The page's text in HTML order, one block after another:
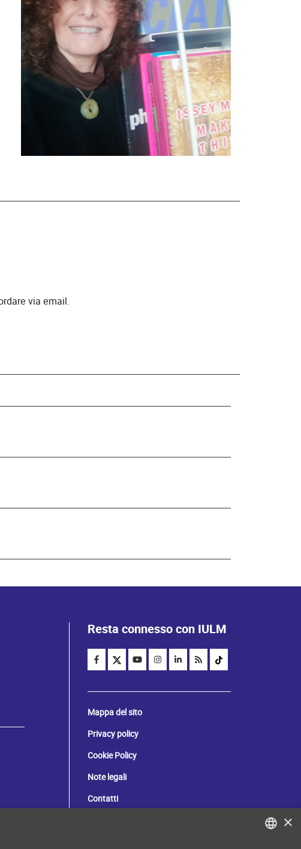
via email.
Resta connesso con IULM
Mappa del sito
Privacy policy
Cookie Policy
Note legali
Contatti
×